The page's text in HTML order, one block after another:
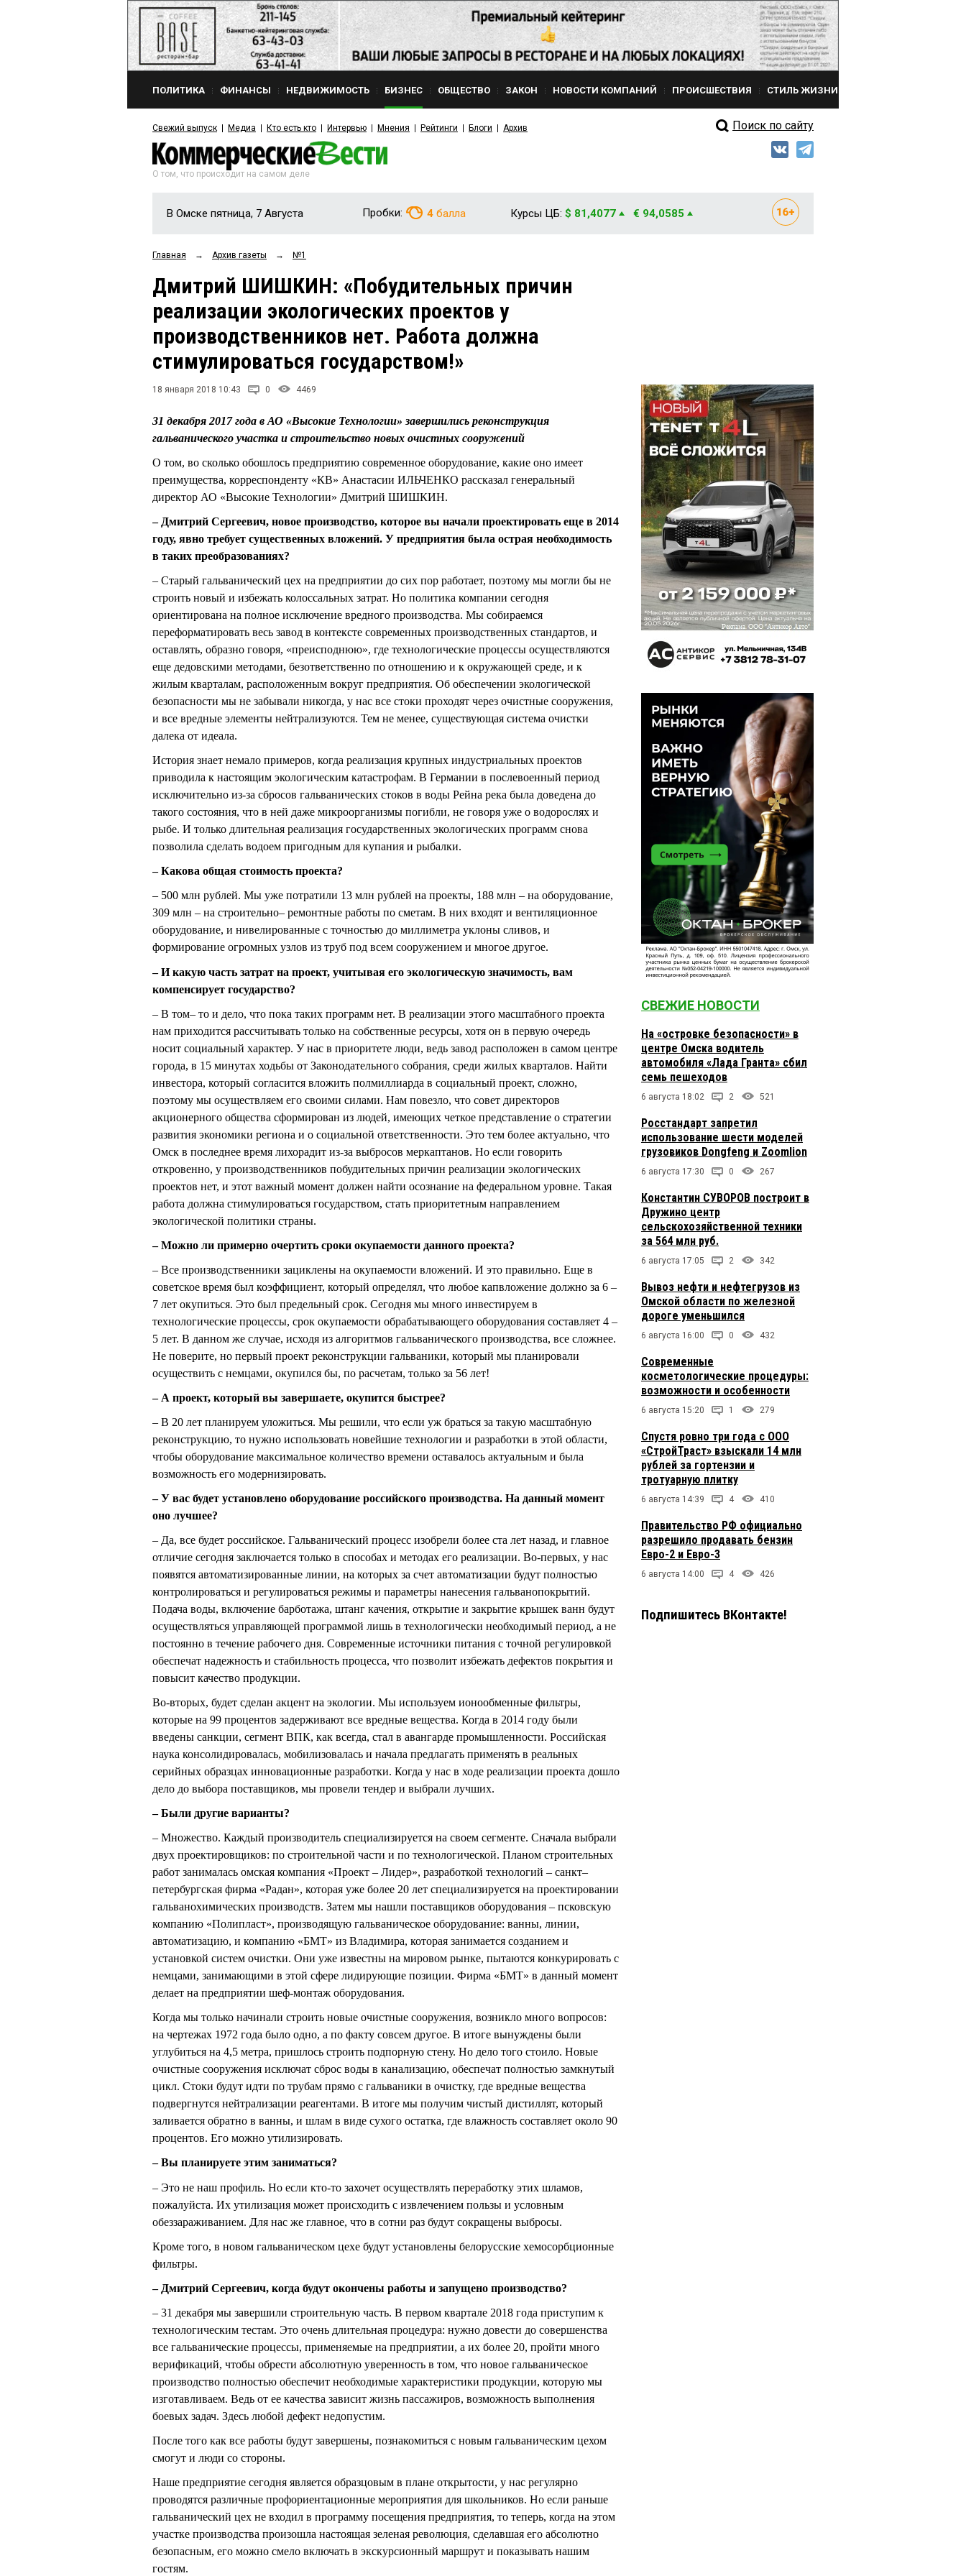
ПОЛИТИКА ФИНАНСЫ НЕДВИЖИМОСТЬ БИЗНЕС ОБЩЕСТВО ЗАКОН НОВОСТИ КОМПАНИЙ ПРОИСШЕСТВИЯ СТИЛЬ ЖИЗНИ
Свежий выпуск Медиа Кто есть кто Интервью Мнения Рейтинги Блоги Архив Поиск по сайту
О том, что происходит на самом деле
В Омске пятница, 7 Августа Пробки: 4 балла Курсы ЦБ: $ 81,4077 € 94,0585
Главная → Архив газеты → №1
Дмитрий ШИШКИН: «Побудительных причин
реализации экологических проектов у
производственников нет. Работа должна
стимулироваться государством!»
18 января 2018 10:43 0 4469
31 декабря 2017 года в АО «Высокие Технологии» завершились реконструкция
гальванического участка и строительство новых очистных сооружений
О том, во сколько обошлось предприятию современное оборудование, какие оно имеет
преимущества, корреспонденту «КВ» Анастасии ИЛЬЧЕНКО рассказал генеральный
директор АО «Высокие Технологии» Дмитрий ШИШКИН.
– Дмитрий Сергеевич, новое производство, которое вы начали проектировать еще в 2014
году, явно требует существенных вложений. У предприятия была острая необходимость
в таких преобразованиях?
– Старый гальванический цех на предприятии до сих пор работает, поэтому мы могли бы не
строить новый и избежать колоссальных затрат. Но политика компании сегодня
ориентирована на полное исключение вредного производства. Мы собираемся
переформатировать весь завод в контексте современных производственных стандартов, и
оставлять, образно говоря, «преисподнюю», где технологические процессы осуществляются
еще дедовскими методами, безответственно по отношению и к окружающей среде, и к
жилым кварталам, расположенным вокруг предприятия. Об обеспечении экологической
безопасности мы не забывали никогда, у нас все стоки проходят через очистные сооружения,
и все вредные элементы нейтрализуются. Тем не менее, существующая система очистки
далека от идеала.
История знает немало примеров, когда реализация крупных индустриальных проектов
приводила к настоящим экологическим катастрофам. В Германии в послевоенный период
исключительно из-за сбросов гальванических стоков в воды Рейна река была доведена до
такого состояния, что в ней даже микроорганизмы погибли, не говоря уже о водорослях и
рыбе. И только длительная реализация государственных экологических программ снова
позволила сделать водоем пригодным для купания и рыбалки.
– Какова общая стоимость проекта?
– 500 млн рублей. Мы уже потратили 13 млн рублей на проекты, 188 млн – на оборудование,
309 млн – на строительно– ремонтные работы по сметам. В них входят и вентиляционное
оборудование, и нивелированные с точностью до миллиметра уклоны сливов, и
формирование огромных узлов из труб под всем сооружением и многое другое.
– И какую часть затрат на проект, учитывая его экологическую значимость, вам
компенсирует государство?
– В том– то и дело, что пока таких программ нет. В реализации этого масштабного проекта
нам приходится рассчитывать только на собственные ресурсы, хотя он в первую очередь
носит социальный характер. У нас в приоритете люди, ведь завод расположен в самом центре
города, в 15 минутах ходьбы от Законодательного собрания, среди жилых кварталов. Найти
инвестора, который согласится вложить полмиллиарда в социальный проект, сложно,
поэтому мы осуществляем его своими силами. Нам повезло, что совет директоров
акционерного общества сформирован из людей, имеющих четкое представление о стратегии
развития экономики региона и о социальной ответственности. Это тем более актуально, что
Омск в последнее время лихорадит из-за выбросов меркаптанов. Но если говорить
откровенно, у производственников побудительных причин реализации экологических
проектов нет, и этот важный момент должен найти осознание на федеральном уровне. Такая
работа должна стимулироваться государством, стать приоритетным направлением
экологической политики страны.
– Можно ли примерно очертить сроки окупаемости данного проекта?
– Все производственники зациклены на окупаемости вложений. И это правильно. Еще в
советское время был коэффициент, который определял, что любое капвложение должно за 6 –
7 лет окупиться. Это был предельный срок. Сегодня мы много инвестируем в
технологические процессы, срок окупаемости обрабатывающего оборудования составляет 4 –
5 лет. В данном же случае, исходя из алгоритмов гальванического производства, все сложнее.
Не поверите, но первый проект реконструкции гальваники, который мы планировали
осуществить с немцами, окупился бы, по расчетам, только за 56 лет!
– А проект, который вы завершаете, окупится быстрее?
– В 20 лет планируем уложиться. Мы решили, что если уж браться за такую масштабную
реконструкцию, то нужно использовать новейшие технологии и разработки в этой области,
чтобы оборудование максимальное количество времени оставалось актуальным и была
возможность его модернизировать.
– У вас будет установлено оборудование российского производства. На данный момент
оно лучшее?
– Да, все будет российское. Гальванический процесс изобрели более ста лет назад, и главное
отличие сегодня заключается только в способах и методах его реализации. Во-первых, у нас
появятся автоматизированные линии, на которых за счет автоматизации будут полностью
контролироваться и регулироваться режимы и параметры нанесения гальванопокрытий.
Подача воды, включение барботажа, штанг качения, открытие и закрытие крышек ванн будут
осуществляться управляющей программой лишь в технологически необходимый период, а не
постоянно в течение рабочего дня. Современные источники питания с точной регулировкой
обеспечат надежность и стабильность процесса, что позволит избежать дефектов покрытия и
повысит качество продукции.
Во-вторых, будет сделан акцент на экологии. Мы используем ионообменные фильтры,
которые на 99 процентов задерживают все вредные вещества. Когда в 2014 году были
введены санкции, сегмент ВПК, как всегда, стал в авангарде промышленности. Российская
наука консолидировалась, мобилизовалась и начала предлагать применять в реальных
серийных образцах инновационные разработки. Когда у нас в ходе реализации проекта дошло
дело до выбора поставщиков, мы провели тендер и выбрали лучших.
– Были другие варианты?
– Множество. Каждый производитель специализируется на своем сегменте. Сначала выбрали
двух проектировщиков: по строительной части и по технологической. Планом строительных
работ занималась омская компания «Проект – Лидер», разработкой технологий – санкт–
петербургская фирма «Радан», которая уже более 20 лет специализируется на проектировании
гальванохимических производств. Затем мы нашли поставщиков оборудования – псковскую
компанию «Полипласт», производящую гальваническое оборудование: ванны, линии,
автоматизацию, и компанию «БМТ» из Владимира, которая занимается созданием и
установкой систем очистки. Они уже известны на мировом рынке, пытаются конкурировать с
немцами, занимающими в этой сфере лидирующие позиции. Фирма «БМТ» в данный момент
делает на предприятии шеф-монтаж оборудования.
Когда мы только начинали строить новые очистные сооружения, возникло много вопросов:
на чертежах 1972 года было одно, а по факту совсем другое. В итоге вынуждены были
углубиться на 4,5 метра, пришлось строить подпорную стену. Но дело того стоило. Новые
очистные сооружения исключат сброс воды в канализацию, обеспечат полностью замкнутый
цикл. Стоки будут идти по трубам прямо с гальваники в очистку, где вредные вещества
подвергнутся нейтрализации реагентами. В итоге мы получим чистый дистиллят, который
заливается обратно в ванны, и шлам в виде сухого остатка, где влажность составляет около 90
процентов. Его можно утилизировать.
– Вы планируете этим заниматься?
– Это не наш профиль. Но если кто-то захочет осуществлять переработку этих шламов,
пожалуйста. Их утилизация может происходить с извлечением пользы и условным
обеззараживанием. Для нас же главное, что в сотни раз будут сокращены выбросы.
Кроме того, в новом гальваническом цехе будут установлены белорусские хемосорбционные
фильтры.
– Дмитрий Сергеевич, когда будут окончены работы и запущено производство?
– 31 декабря мы завершили строительную часть. В первом квартале 2018 года приступим к
технологическим тестам. Это очень длительная процедура: нужно довести до совершенства
все гальванические процессы, применяемые на предприятии, а их более 20, пройти много
верификаций, чтобы обрести абсолютную уверенность в том, что новое гальваническое
производство полностью обеспечит необходимые характеристики продукции, которую мы
изготавливаем. Ведь от ее качества зависит жизнь пассажиров, возможность выполнения
боевых задач. Здесь любой дефект недопустим.
После того как все работы будут завершены, познакомиться с новым гальваническим цехом
смогут и люди со стороны.
Наше предприятие сегодня является образцовым в плане открытости, у нас регулярно
проводятся различные профориентационные мероприятия для школьников. Но если раньше
гальванический цех не входил в программу посещения предприятия, то теперь, когда на этом
участке производства произошла настоящая зеленая революция, сделавшая его абсолютно
безопасным, его можно смело включать в экскурсионный маршрут и показывать нашим
гостям.
СВЕЖИЕ НОВОСТИ
На «островке безопасности» в
центре Омска водитель
автомобиля «Лада Гранта» сбил
семь пешеходов
6 августа 18:02 2 521
Росстандарт запретил
использование шести моделей
грузовиков Dongfeng и Zoomlion
6 августа 17:30 0 267
Константин СУВОРОВ построит в
Дружино центр
сельскохозяйственной техники
за 564 млн руб.
6 августа 17:05 2 342
Вывоз нефти и нефтегрузов из
Омской области по железной
дороге уменьшился
6 августа 16:00 0 432
Современные
косметологические процедуры:
возможности и особенности
6 августа 15:20 1 279
Спустя ровно три года с ООО
«СтройТраст» взыскали 14 млн
рублей за гортензии и
тротуарную плитку
6 августа 14:39 4 410
Правительство РФ официально
разрешило продавать бензин
Евро-2 и Евро-3
6 августа 14:00 4 426
Подпишитесь ВКонтакте!